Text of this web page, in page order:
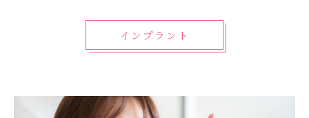
インプラント